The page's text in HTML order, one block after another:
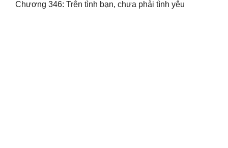
Chương 346: Trên tình bạn, chưa phải tình yêu